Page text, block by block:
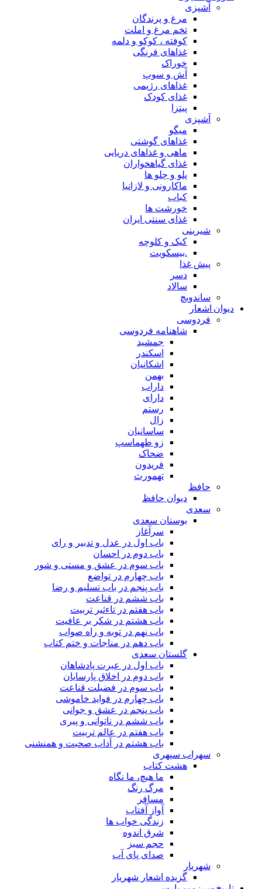
آشپزی
مرغ و پرندگان
تخم مرغ و املت
کوفته ، کوکو و دلمه
غذاهای فرنگی
خوراک
آش و سوپ
غذاهای رژیمی
غذای کودک
پیتزا
آشپزی
میگو
غذاهای گوشتی
ماهی و غذاهای دریایی
غذای گیاهخواران
پلو و چلو ها
ماکارونی و لازانیا
کباب
خورشت ها
غذای سنتی ایران
شیرینی
کیک و کلوچه
.بیسکویت
پیش غذا
دسر
سالاد
ساندویچ
دیوان اشعار
فردوسی
شاهنامه فردوسی
جمشید
اسکندر
اشکانیان
بهمن
داراب
دارای
رستم
زال
ساسانیان
زو طهماسپ‏
ضحاک
فریدون
تهمورث
حافظ
دیوان حافظ
سعدی
بوستان سعدی
سرآغاز
باب اول در عدل و تدبیر و رای
باب دوم در احسان
باب سوم در عشق و مستی و شور
باب چهارم در تواضع
باب پنجم در باب تسلیم و رضا
باب ششم در قناعت
باب هفتم در تاءثیر تربیت
باب هشتم در شکر بر عافیت
باب نهم در توبه و راه صواب
باب دهم در مناجات و ختم کتاب
گلستان سعدی
باب اول در عبرت پادشاهان
باب دوم در اخلاق پارسایان
باب سوم در فضیلت قناعت
باب چهارم در فواید خاموشى
باب پنجم در عشق و جوانى
باب ششم در ناتوانى و پیرى
باب هفتم در عالم تربیت
باب هشتم در آداب صحبت و همنشنى
سهراب سپهری
هشت کتاب
ما هیچ، ما نگاه
مرگ رنگ
مسافر
آواز آفتاب
زندگی خواب ها
شرق اندوه
حجم سبز
صدای پای آب
شهریار
گزیده اشعار شهریار